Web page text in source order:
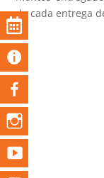
de cada entrega